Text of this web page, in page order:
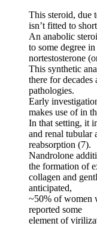
This steroid, due
isn’t fitted to
An anabolic
to some degree
nortestosterone
This synthetic
there for
pathologies.
Early
makes use of in
In that setting, it
and renal tubular
reabsorption (7).
Nandrolone
the formation of
collagen and
anticipated,
~50% of women
reported some
element of